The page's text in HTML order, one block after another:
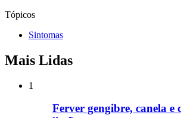
Tópicos
Sintomas
Mais Lidas
1
Ferver gengibre, canela e